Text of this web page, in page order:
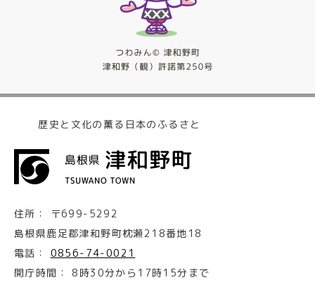
歴史と文化の薫る日本のふるさと
住所：
〒699-5292
島根県鹿足郡津和野町枕瀬218番地18
電話：
0856-74-0021
開庁時間：
8時30分から17時15分まで